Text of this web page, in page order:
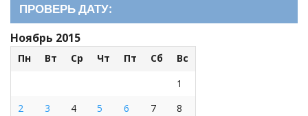
ПРОВЕРЬ ДАТУ:
Ноябрь 2015
Пн Вт Ср Чт Пт Сб
Вс
1
2
3 4 5 6 7
8